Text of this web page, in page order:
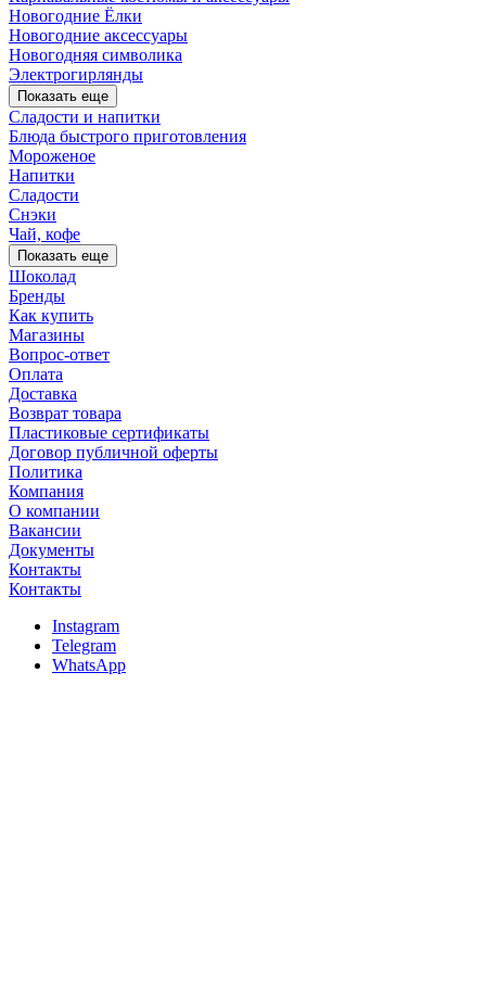
Новогодние Ёлки
Новогодние аксессуары
Новогодняя символика
Электрогирлянды
Показать еще
Сладости и напитки
Блюда быстрого приготовления
Мороженое
Напитки
Сладости
Снэки
Чай, кофе
Показать еще
Шоколад
Бренды
Как купить
Магазины
Вопрос-ответ
Оплата
Доставка
Возврат товара
Пластиковые сертификаты
Договор публичной оферты
Политика
Компания
О компании
Вакансии
Документы
Контакты
Контакты
Instagram
Telegram
WhatsApp